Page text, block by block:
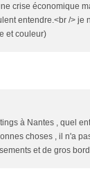
crise économique
entendre.<br /> je
et couleur)
à Nantes , quel
choses , il n'a
et de gros